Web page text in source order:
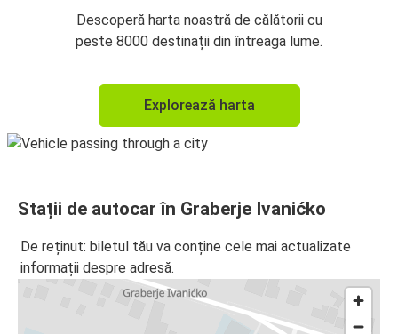
Descoperă harta noastră de călătorii cu
peste 8000 destinații din întreaga lume.
Explorează harta
Stații de autocar în Graberje Ivanićko
De reținut: biletul tău va conține cele mai actualizate
informații despre adresă.